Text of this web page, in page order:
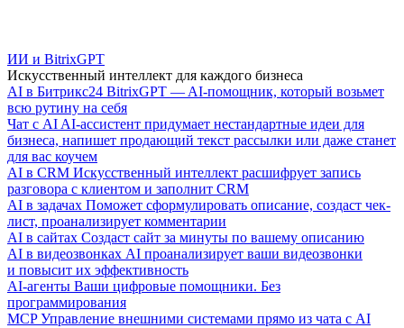
ИИ и BitrixGPT
Искусственный интеллект для каждого бизнеса
AI в Битрикс24 BitrixGPT — AI-помощник, который возьмет
всю рутину на себя
Чат с AI AI-ассистент придумает нестандартные идеи для
бизнеса, напишет продающий текст рассылки или даже станет
для вас коучем
AI в CRM Искусственный интеллект расшифрует запись
разговора с клиентом и заполнит CRM
AI в задачах Поможет сформулировать описание, создаст чек-
лист, проанализирует комментарии
AI в сайтах Создаст сайт за минуты по вашему описанию
AI в видеозвонках AI проанализирует ваши видеозвонки
и повысит их эффективность
AI-агенты Ваши цифровые помощники. Без
программирования
MCP Управление внешними системами прямо из чата с AI